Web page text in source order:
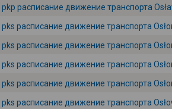
pkp расписание движение транспорта
pks расписание движение транспорта
pks расписание движение транспорта
pks расписание движение транспорта
pks расписание движение транспорта
pks расписание движение транспорта